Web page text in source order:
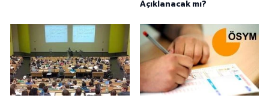
Açıklanacak mı?